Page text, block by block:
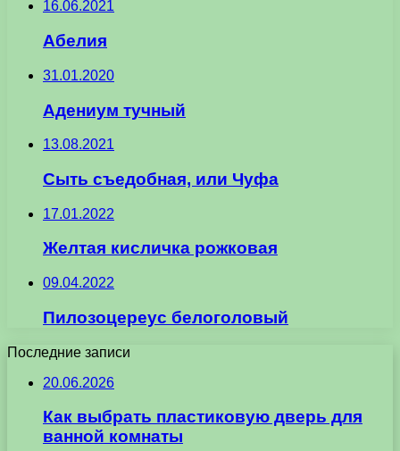
16.06.2021
Абелия
31.01.2020
Адениум тучный
13.08.2021
Сыть съедобная, или Чуфа
17.01.2022
Желтая кисличка рожковая
09.04.2022
Пилозоцереус белоголовый
Последние записи
20.06.2026
Как выбрать пластиковую дверь для
ванной комнаты